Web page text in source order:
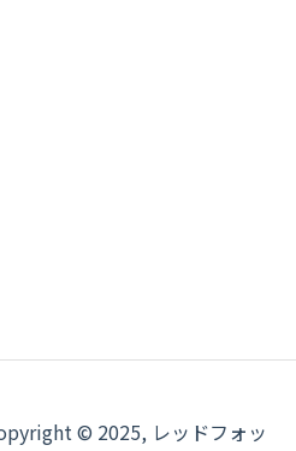
© 2025, レッドフォッ